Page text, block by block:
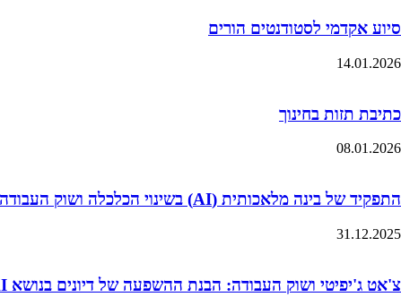
סיוע אקדמי לסטודנטים הורים
14.01.2026
כתיבת תזות בחינוך
08.01.2026
התפקיד של בינה מלאכותית (AI) בשינוי הכלכלה ושוק העבודה
31.12.2025
צ'אט ג'יפיטי ושוק העבודה: הבנת ההשפעה של דיונים בנושא AI על ציפיות השכר של סטודנטים